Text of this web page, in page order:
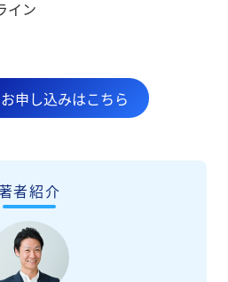
イン
申し込みはこちら
者紹介